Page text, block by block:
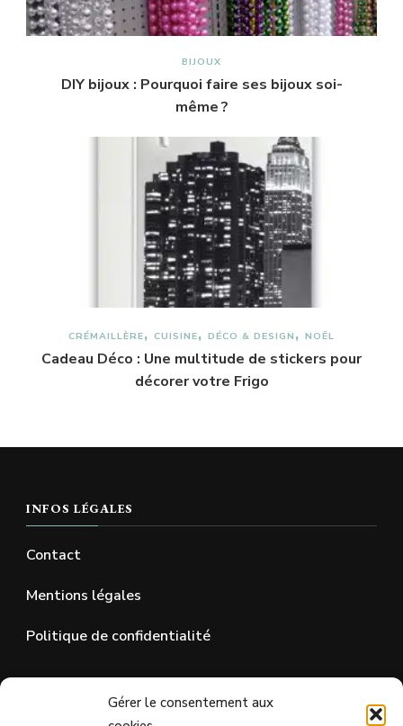
Gérer le consentement aux
BIJOUX
DIY bijoux : Pourquoi faire ses bijoux soi-
même ?
CRÉMAILLÈRE CUISINE DÉCO & DESIGN NOËL
Cadeau Déco : Une multitude de stickers pour
décorer votre Frigo
INFOS LÉGALES
Contact
Mentions légales
Politique de confidentialité
SUR LES RÉSEAUX SOCIAUX